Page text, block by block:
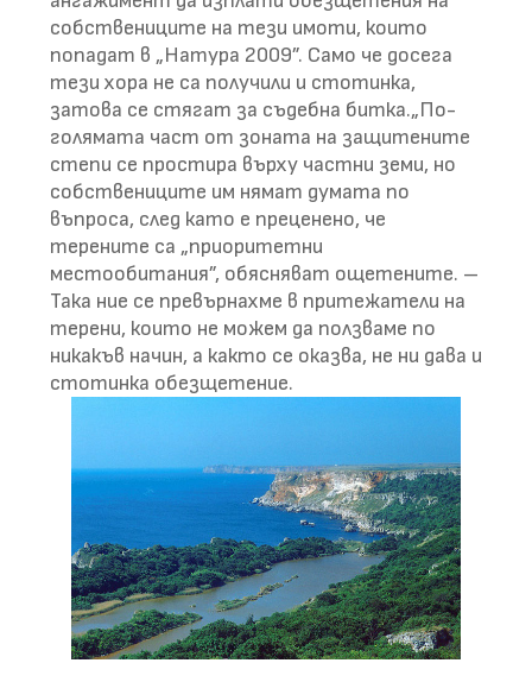
собствениците на тези имоти, които
попадат в „Натура 2009”. Само че досега
тези хора не са получили и стотинка,
затова се стягат за съдебна битка.„По-
голямата част от зоната на защитените
степи се простира върху частни земи, но
собствениците им нямат думата по
въпроса, след като е преценено, че
терените са „приоритетни
местообитания”, обясняват ощетените. –
Така ние се превърнахме в притежатели на
терени, които не можем да ползваме по
никакъв начин, а както се оказва, не ни дава и
стотинка обезщетение.